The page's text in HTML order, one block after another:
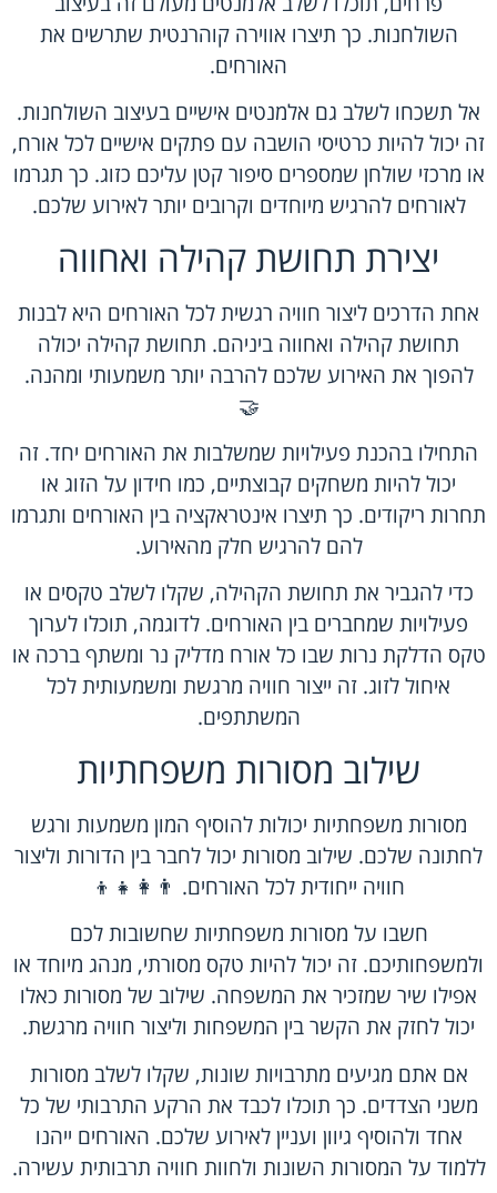
השולחנות. כך תיצרו אווירה קוהרנטית שתרשים את
האורחים.
אל תשכחו לשלב גם אלמנטים אישיים בעיצוב השולחנות.
זה יכול להיות כרטיסי הושבה עם פתקים אישיים לכל אורח,
או מרכזי שולחן שמספרים סיפור קטן עליכם כזוג. כך תגרמו
לאורחים להרגיש מיוחדים וקרובים יותר לאירוע שלכם.
יצירת תחושת קהילה ואחווה
אחת הדרכים ליצור חוויה רגשית לכל האורחים היא לבנות
תחושת קהילה ואחווה ביניהם. תחושת קהילה יכולה
להפוך את האירוע שלכם להרבה יותר משמעותי ומהנה.
🤝
התחילו בהכנת פעילויות שמשלבות את האורחים יחד. זה
יכול להיות משחקים קבוצתיים, כמו חידון על הזוג או
תחרות ריקודים. כך תיצרו אינטראקציה בין האורחים ותגרמו
להם להרגיש חלק מהאירוע.
כדי להגביר את תחושת הקהילה, שקלו לשלב טקסים או
פעילויות שמחברים בין האורחים. לדוגמה, תוכלו לערוך
טקס הדלקת נרות שבו כל אורח מדליק נר ומשתף ברכה או
איחול לזוג. זה ייצור חוויה מרגשת ומשמעותית לכל
המשתתפים.
שילוב מסורות משפחתיות
מסורות משפחתיות יכולות להוסיף המון משמעות ורגש
לחתונה שלכם. שילוב מסורות יכול לחבר בין הדורות וליצור
חוויה ייחודית לכל האורחים. 👨‍👩‍👧‍👦
חשבו על מסורות משפחתיות שחשובות לכם
ולמשפחותיכם. זה יכול להיות טקס מסורתי, מנהג מיוחד או
אפילו שיר שמזכיר את המשפחה. שילוב של מסורות כאלו
יכול לחזק את הקשר בין המשפחות וליצור חוויה מרגשת.
אם אתם מגיעים מתרבויות שונות, שקלו לשלב מסורות
משני הצדדים. כך תוכלו לכבד את הרקע התרבותי של כל
אחד ולהוסיף גיוון ועניין לאירוע שלכם. האורחים ייהנו
ללמוד על המסורות השונות ולחוות חוויה תרבותית עשירה.